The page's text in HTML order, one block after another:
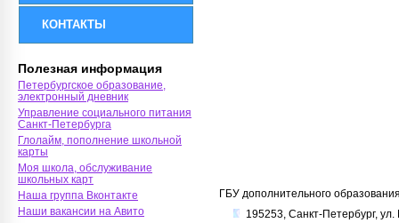
КОНТАКТЫ
Полезная информация
Петербургское образование,
электронный дневник
Управление социального питания
Санкт-Петербурга
Глолайм, пополнение школьной
карты
Моя школа, обслуживание
школьных карт
Наша группа Вконтакте
Наши вакансии на Авито
ГБУ дополнительного
195253, Санкт-Петербург,